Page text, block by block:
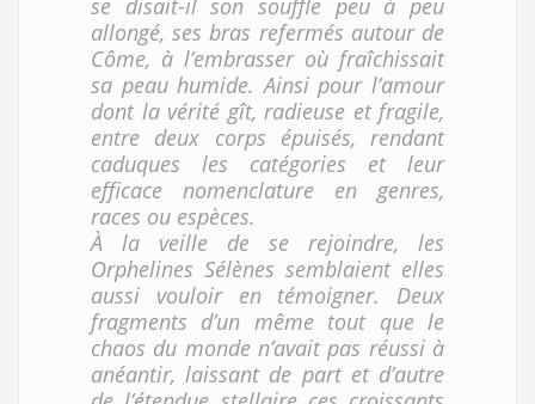
se disait-il son souffle peu à peu
allongé, ses bras refermés autour de
Côme, à l’embrasser où fraîchissait
sa peau humide. Ainsi pour l’amour
dont la vérité gît, radieuse et fragile,
entre deux corps épuisés, rendant
caduques les catégories et leur
efficace nomenclature en genres,
races ou espèces.
À la veille de se rejoindre, les
Orphelines Sélènes semblaient elles
aussi vouloir en témoigner. Deux
fragments d’un même tout que le
chaos du monde n’avait pas réussi à
anéantir, laissant de part et d’autre